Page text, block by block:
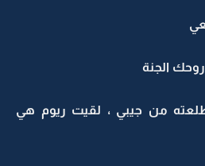
روحك الجنة
من جيبي ، لقيت ريوم هي